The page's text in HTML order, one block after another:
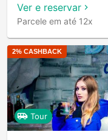
Ver e reservar
Parcele em até 12x
2% CASHBACK
Tour